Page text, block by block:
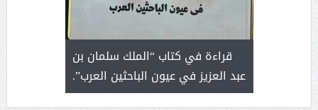
قراءة في كتاب “الملك سلمان بن
عبد العزيز في عيون الباحثين العرب”.
لايعرف